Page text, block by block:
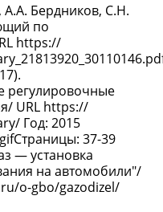
А.А. Бердников, С.Н.
по
https://
регулировочные
URL https://
Год: 2015
37-39
— установка
на автомобили"/
o-gbo/gazodizel/